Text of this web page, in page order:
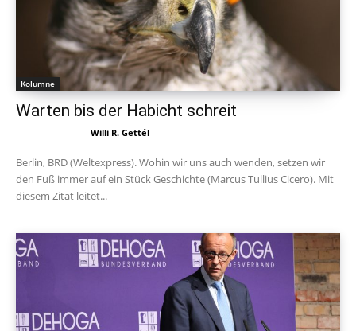
Kolumne
Warten bis der Habicht schreit
Willi R. Gettél
Berlin, BRD (Weltexpress). Wohin wir uns auch wenden, setzen wir
den Fuß immer auf ein Stück Geschichte (Marcus Tullius Cicero). Mit
diesem Zitat leitet...